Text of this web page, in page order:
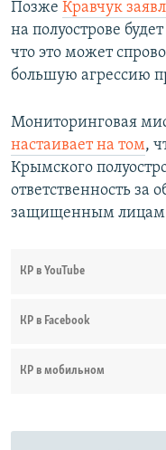
Позже Кравчук
на полуострове
что это может
большую агрессию
Мониторинговая
настаивает на том,
Крымского
ответственность за
защищенным лицам
КР в YouTube
КР в Facebook
КР в мобильном